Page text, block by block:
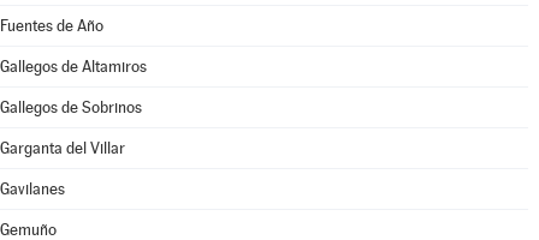
Fuentes de Año
Gallegos de Altamiros
Gallegos de Sobrinos
Garganta del Villar
Gavilanes
Gemuño